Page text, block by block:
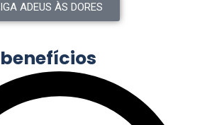
ADEUS ÀS DORES